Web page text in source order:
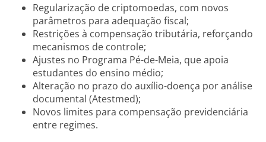
Regularização de criptomoedas, com novos
parâmetros para adequação fiscal;
Restrições à compensação tributária, reforçando
mecanismos de controle;
Ajustes no Programa Pé-de-Meia, que apoia
estudantes do ensino médio;
Alteração no prazo do auxílio-doença por análise
documental (Atestmed);
Novos limites para compensação previdenciária
entre regimes.